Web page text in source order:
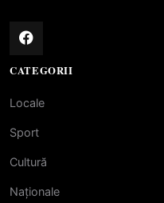
CATEGORII
Locale
Sport
Cultură
Naționale